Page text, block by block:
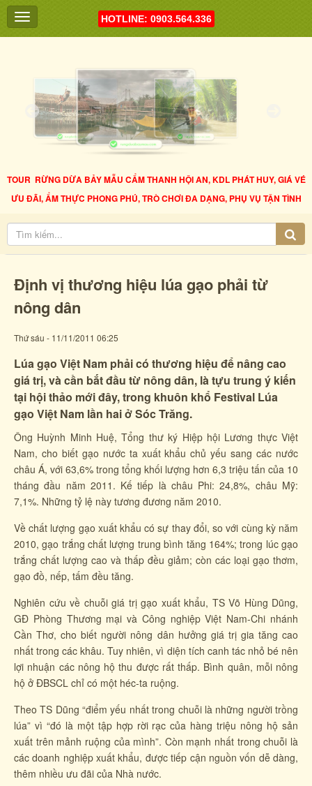
HOTLINE: 0903.564.336
TOUR RỪNG DỪA BẢY MẪU CẨM THANH HỘI AN, KDL PHÁT HUY, GIÁ VÉ
ƯU ĐÃI, ẨM THỰC PHONG PHÚ, TRÒ CHƠI ĐA DẠNG, PHỤ VỤ TẬN TÌNH
Định vị thương hiệu lúa gạo phải từ
nông dân
Thứ sáu - 11/11/2011 06:25
Lúa gạo Việt Nam phải có thương hiệu để nâng cao
giá trị, và cần bắt đầu từ nông dân, là tựu trung ý kiến
tại hội thảo mới đây, trong khuôn khổ Festival Lúa
gạo Việt Nam lần hai ở Sóc Trăng.
Ông Huỳnh Minh Huệ, Tổng thư ký Hiệp hội Lương thực Việt
Nam, cho biết gạo nước ta xuất khẩu chủ yếu sang các nước
châu Á, với 63,6% trong tổng khối lượng hơn 6,3 triệu tấn của 10
tháng đầu năm 2011. Kế tiếp là châu Phi: 24,8%, châu Mỹ:
7,1%. Những tỷ lệ này tương đương năm 2010.
Về chất lượng gạo xuất khẩu có sự thay đổi, so với cùng kỳ năm
2010, gạo trắng chất lượng trung bình tăng 164%; trong lúc gạo
trắng chất lượng cao và thấp đều giảm; còn các loại gạo thơm,
gạo đồ, nếp, tấm đều tăng.
Nghiên cứu về chuỗi giá trị gạo xuất khẩu, TS Võ Hùng Dũng,
GĐ Phòng Thương mại và Công nghiệp Việt Nam-Chi nhánh
Cần Thơ, cho biết người nông dân hưởng giá trị gia tăng cao
nhất trong các khâu. Tuy nhiên, vì diện tích canh tác nhỏ bé nên
lợi nhuận các nông hộ thu được rất thấp. Bình quân, mỗi nông
hộ ở ĐBSCL chỉ có một héc-ta ruộng.
Theo TS Dũng “điểm yếu nhất trong chuỗi là những người trồng
lúa” vì “đó là một tập hợp rời rạc của hàng triệu nông hộ sản
xuất trên mảnh ruộng của mình”. Còn mạnh nhất trong chuỗi là
các doanh nghiệp xuất khẩu, được tiếp cận nguồn vốn dễ dàng,
thêm nhiều ưu đãi của Nhà nước.